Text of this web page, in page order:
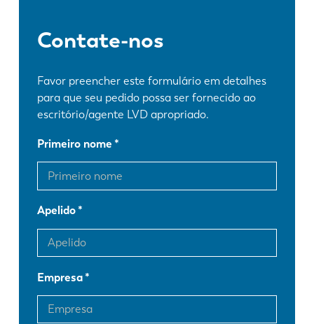
Contate-nos
Favor preencher este formulário em detalhes
para que seu pedido possa ser fornecido ao
escritório/agente LVD apropriado.
Primeiro nome
Apelido
Empresa